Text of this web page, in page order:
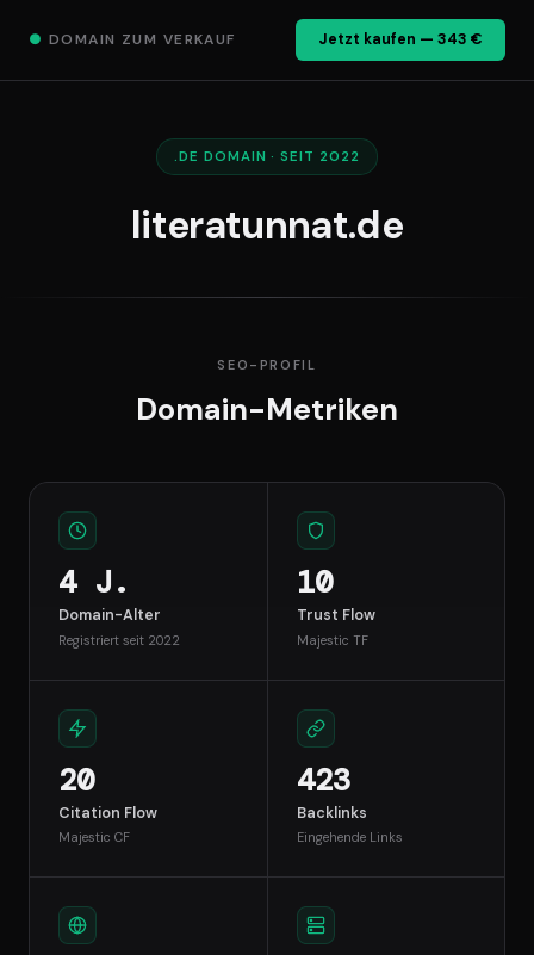
● DOMAIN ZUM VERKAUF Jetzt kaufen — 343 €
.DE DOMAIN · SEIT 2022
literatunnat.de
SEO-PROFIL
Domain-Metriken
4 J.
Domain-Alter
Registriert seit 2022
10
Trust Flow
Majestic TF
20
Citation Flow
Majestic CF
423
Backlinks
Eingehende Links